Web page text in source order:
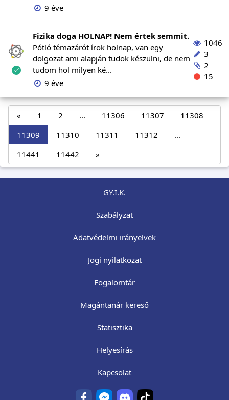
9 éve
Fizika doga HOLNAP! Nem értek semmit.
Pótló témazárót írok holnap, van egy
dolgozat ami alapján tudok készülni, de nem
tudom hol milyen ké...
9 éve
1046
3
2
15
« 1 2 ... 11306 11307
11308
11309
11310 11311 11312
...
11441
11442 »
GY.I.K.
Szabályzat
Adatvédelmi irányelvek
Jogi nyilatkozat
Fogalomtár
Magántanár kereső
Statisztika
Helyesírás
Kapcsolat